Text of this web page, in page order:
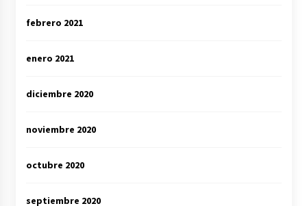
febrero 2021
enero 2021
diciembre 2020
noviembre 2020
octubre 2020
septiembre 2020